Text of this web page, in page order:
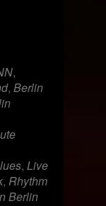
,
, Berlin
, Live
, Rhythm
Berlin